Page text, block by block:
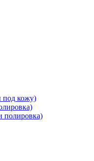
под кожу)
полировка)